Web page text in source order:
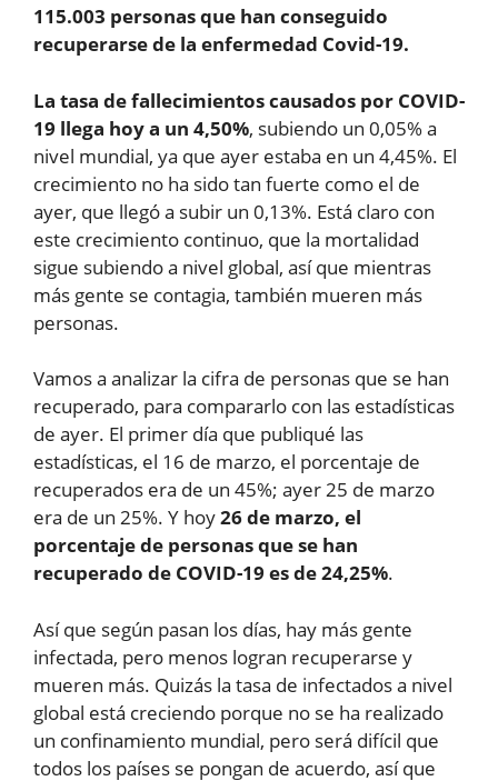
115.003 personas que han conseguido
recuperarse de la enfermedad Covid-19.
La tasa de fallecimientos causados por COVID-
19 llega hoy a un 4,50%, subiendo un 0,05% a
nivel mundial, ya que ayer estaba en un 4,45%. El
crecimiento no ha sido tan fuerte como el de
ayer, que llegó a subir un 0,13%. Está claro con
este crecimiento continuo, que la mortalidad
sigue subiendo a nivel global, así que mientras
más gente se contagia, también mueren más
personas.
Vamos a analizar la cifra de personas que se han
recuperado, para compararlo con las estadísticas
de ayer. El primer día que publiqué las
estadísticas, el 16 de marzo, el porcentaje de
recuperados era de un 45%; ayer 25 de marzo
era de un 25%. Y hoy26 de marzo, el
porcentaje de personas que se han
recuperado de COVID-19 es de 24,25%.
Así que según pasan los días, hay más gente
infectada, pero menos logran recuperarse y
mueren más. Quizás la tasa de infectados a nivel
global está creciendo porque no se ha realizado
un confinamiento mundial, pero será difícil que
todos los países se pongan de acuerdo, así que